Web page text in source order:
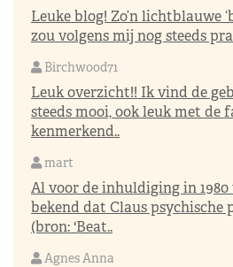
Leuke blog! Zo’n lichtblauwe
zou volgens mij nog steeds
Birchwood71
Leuk overzicht!! Ik vind de
steeds mooi, ook leuk met de
kenmerkend..
mart
Al voor de inhuldiging in
bekend dat Claus psychische
(bron: 'Beat..
Agnes Anna